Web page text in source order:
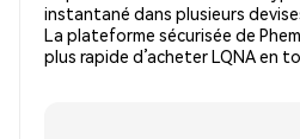
instantané dans plusieurs
La plateforme sécurisée de
plus rapide d’acheter LQNA en